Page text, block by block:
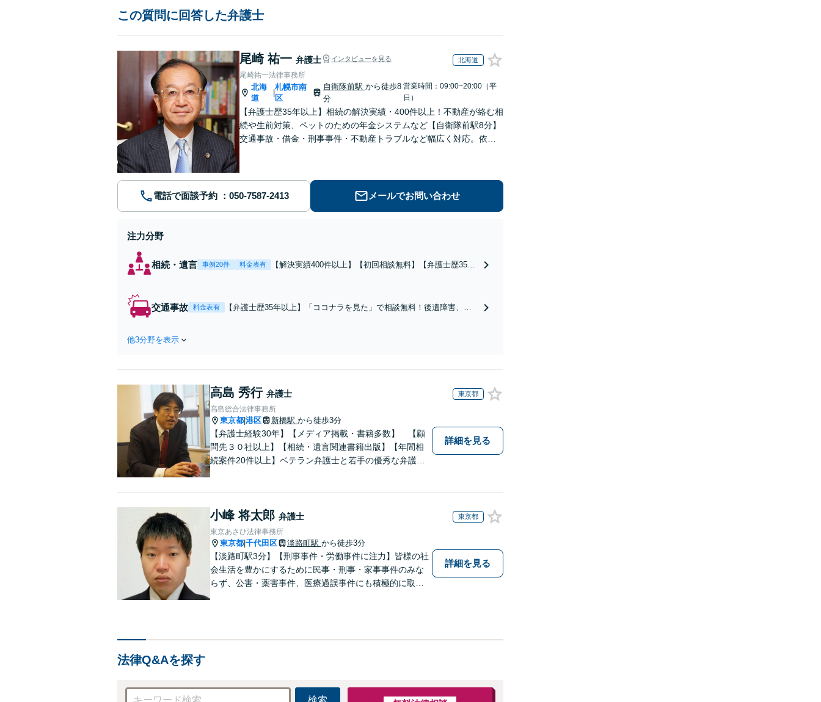
この質問に回答した弁護士
尾崎 祐一 弁護士 インタビューを見る 北海道
尾崎祐一法律事務所
北海
道
札幌市南
区
自衛隊前駅 から徒歩8
分
営業時間：09:00~20:00（平
日）
【弁護士歴35年以上】相続の解決実績・400件以上！不動産が絡む相
続や生前対策、ペットのための年金システムなど【自衛隊前駅8分】
交通事故・借金・刑事事件・不動産トラブルなど幅広く対応。依頼
電話で面談予約 メールでお問い合わせ
注力分野
相続・遺言 事例20件 料金表有
【解決実績400件以上】【初回相談無料】【弁護士歴35年
全個室】【自衛隊前駅8分】
交通事故 料金表有
【弁護士歴35年以上】「ココナラを見た」で相談無料！後遺障害、死
他3分野を表示
高島 秀行 弁護士 東京都
高島総合法律事務所
東京都 港区 新橋駅 から徒歩3分
【弁護士経験30年】【メディア掲載・書籍多数】 【顧
問先３０社以上】【相続・遺言関連書籍出版】【年間相
続案件20件以上】ベテラン弁護士と若手の優秀な弁護士
詳細を見る
小峰 将太郎 弁護士 東京都
東京あさひ法律事務所
東京都 千代田区 淡路町駅 から徒歩3分
【淡路町駅3分】【刑事事件・労働事件に注力】皆様の社
会生活を豊かにするために民事・刑事・家事事件のみな
らず、公害・薬害事件、医療過誤事件にも積極的に取り
詳細を見る
法律Q&Aを探す